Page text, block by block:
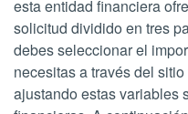
esta entidad financiera
solicitud dividido en tres
debes seleccionar el
necesitas a través del
ajustando estas variables